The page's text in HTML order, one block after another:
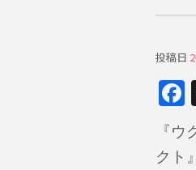
投稿日
c
『
クト